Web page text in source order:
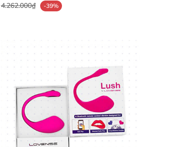
4.262.000₫ -39%